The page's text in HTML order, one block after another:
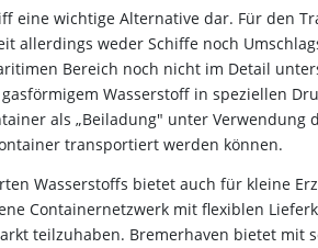
eine wichtige Alternative dar. Für den
allerdings weder Schiffe noch
Bereich noch nicht im Detail
Wasserstoff in speziellen
als „Beiladung" unter
transportiert werden können.
Wasserstoffs bietet auch für kleine
Containernetzwerk mit flexiblen
teilzuhaben. Bremerhaven bietet mit